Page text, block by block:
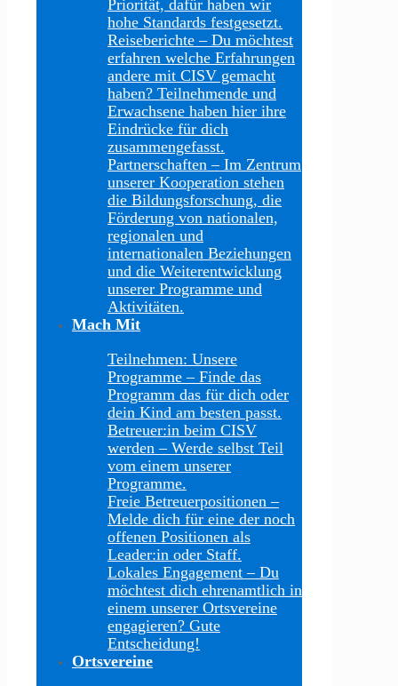
Priorität, dafür haben wir
hohe Standards festgesetzt.
Reiseberichte – Du möchtest
erfahren welche Erfahrungen
andere mit CISV gemacht
haben? Teilnehmende und
Erwachsene haben hier ihre
Eindrücke für dich
zusammengefasst.
Partnerschaften – Im Zentrum
unserer Kooperation stehen
die Bildungsforschung, die
Förderung von nationalen,
regionalen und
internationalen Beziehungen
und die Weiterentwicklung
unserer Programme und
Aktivitäten.
Mach Mit
Teilnehmen: Unsere
Programme – Finde das
Programm das für dich oder
dein Kind am besten passt.
Betreuer:in beim CISV
werden – Werde selbst Teil
vom einem unserer
Programme.
Freie Betreuerpositionen –
Melde dich für eine der noch
offenen Positionen als
Leader:in oder Staff.
Lokales Engagement – Du
möchtest dich ehrenamtlich in
einem unserer Ortsvereine
engagieren? Gute
Entscheidung!
Ortsvereine